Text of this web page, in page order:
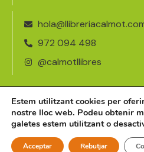
972 094 498
@calmotllibres
Avís legal
Política de cookies
©2026 ·
Estem utilitzant cookies per
nostre lloc web. Podeu obtenir
galetes estem utilitzant o
Acceptar Rebutjar